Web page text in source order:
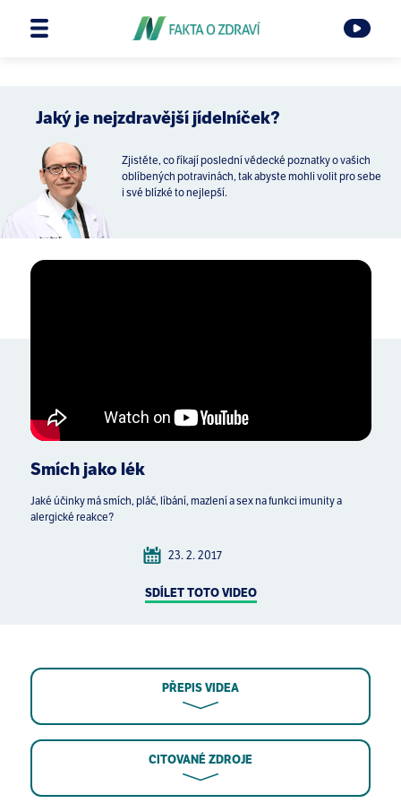
Jaký je nejzdravější jídelníček?
Zjistěte, co říkají poslední vědecké poznatky o vašich
oblíbených potravinách, tak abyste mohli volit pro sebe
i své blízké to nejlepší.
Smích jako lék
Jaké účinky má smích, pláč, líbání, mazlení a sex na funkci imunity a
alergické reakce?
23. 2. 2017
SDÍLET TOTO VIDEO
PŘEPIS VIDEA
CITOVANÉ ZDROJE